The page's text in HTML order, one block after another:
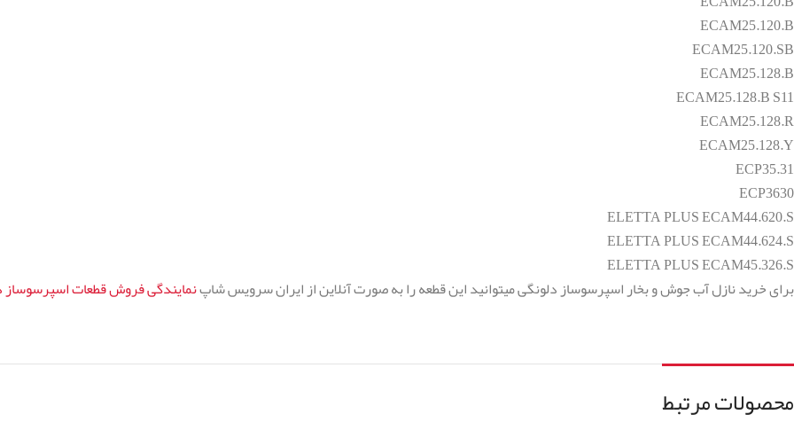
ECAM25.120.B
ECAM25.120.SB
ECAM25.128.B
ECAM25.128.B S11
ECAM25.128.R
ECAM25.128.Y
ECP35.31
ECP3630
ELETTA PLUS ECAM44.620.S
ELETTA PLUS ECAM44.624.S
ELETTA PLUS ECAM45.326.S
برای خرید نازل آب جوش و بخار اسپرسوساز دلونگی میتوانید این قطعه را به صورت آنلاین از ایران سرویس شاپنمایندگی فروش قطعات اسپرسوساز
محصولات مرتبط